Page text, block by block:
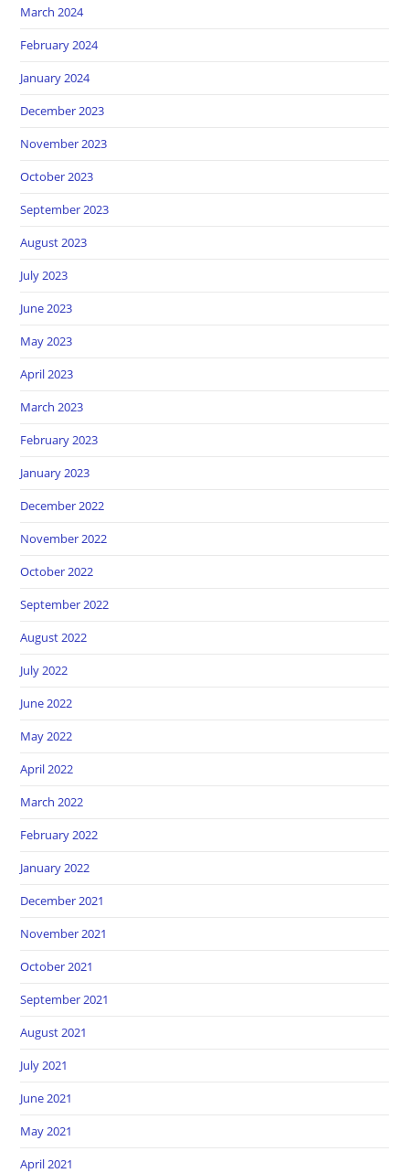
March 2024
February 2024
January 2024
December 2023
November 2023
October 2023
September 2023
August 2023
July 2023
June 2023
May 2023
April 2023
March 2023
February 2023
January 2023
December 2022
November 2022
October 2022
September 2022
August 2022
July 2022
June 2022
May 2022
April 2022
March 2022
February 2022
January 2022
December 2021
November 2021
October 2021
September 2021
August 2021
July 2021
June 2021
May 2021
April 2021